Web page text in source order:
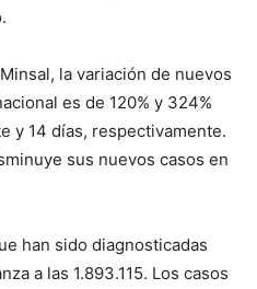
la variación de nuevos
es de 120% y 324%
y 14 días, respectivamente.
sus nuevos casos en
han sido diagnosticadas
a las 1.893.115. Los casos